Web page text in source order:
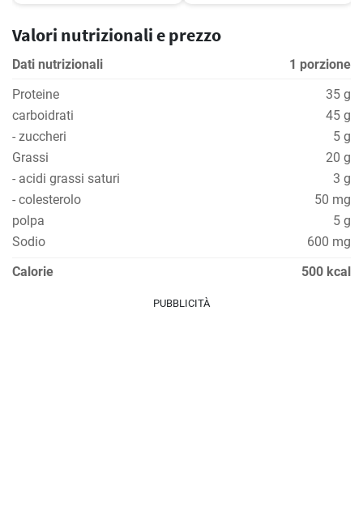
Valori nutrizionali e prezzo
Dati nutrizionali
1 porzione
Proteine
35 g
carboidrati
45 g
- zuccheri
5 g
Grassi
20 g
- acidi grassi saturi
3 g
- colesterolo
50 mg
polpa
5 g
Sodio
600 mg
Calorie
500 kcal
PUBBLICITÀ